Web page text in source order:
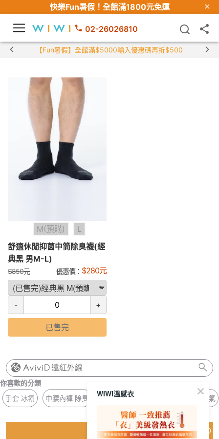
快樂Fun暑假！ 全館滿1800元免運
02-26026810
【Fun暑假】全館滿$5000輸入優惠碼再折$500
M(預購)
L
舒適休閒抑菌中筒除臭襪(經
典黑 男M-L)
$850元 優惠價： $280元
- +
已售完
遠紅外線
你喜歡的分類
手套 冰霸
中腰內褲 除臭 針織 銀離子 冰晶 濕氣
猜你喜歡
WIWI溫感衣